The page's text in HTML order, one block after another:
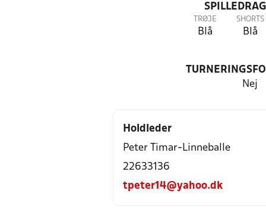
TRØJE
Blå
SHORTS
Blå
Nej
Holdleder
Peter Timar-Linneballe
22633136
tpeter14@yahoo.dk